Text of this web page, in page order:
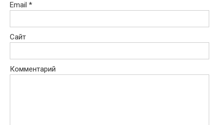
Email *
Сайт
Комментарий